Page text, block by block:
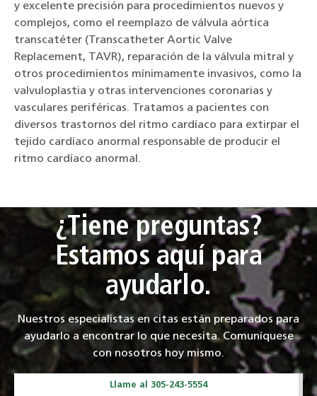
y excelente precisión para procedimientos nuevos y
complejos, como el reemplazo de válvula aórtica
transcatéter (Transcatheter Aortic Valve
Replacement, TAVR), reparación de la válvula mitral y
otros procedimientos mínimamente invasivos, como la
valvuloplastia y otras intervenciones coronarias y
vasculares periféricas. Tratamos a pacientes con
diversos trastornos del ritmo cardíaco para extirpar el
tejido cardíaco anormal responsable de producir el
ritmo cardíaco anormal.
¿Tiene preguntas?
Estamos aquí para
ayudarlo.
Nuestros especialistas en citas están preparados para
ayudarlo a encontrar lo que necesita. Comuníquese
con nosotros hoy mismo.
Llame al 305-243-5554